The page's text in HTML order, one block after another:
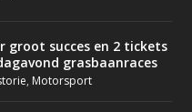
groot succes en 2 tickets
grasbaanraces
, Motorsport